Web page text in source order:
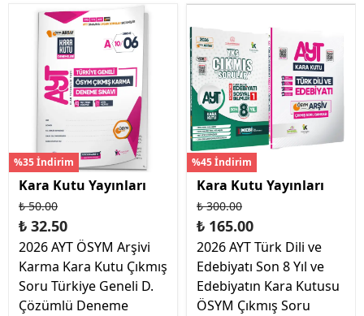
%35 İndirim
Kara Kutu Yayınları
₺ 50.00
₺ 32.50
2026 AYT ÖSYM Arşivi
Karma Kara Kutu Çıkmış
Soru Türkiye Geneli D.
Çözümlü Deneme
%45 İndirim
Kara Kutu Yayınları
₺ 300.00
₺ 165.00
2026 AYT Türk Dili ve
Edebiyatı Son 8 Yıl ve
Edebiyatın Kara Kutusu
ÖSYM Çıkmış Soru